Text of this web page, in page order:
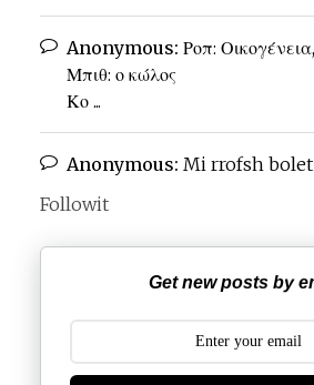
Anonymous: Ροπ:
Μπιθ: ο κώλος
Κο ...
Anonymous: Mi rrofsh bolet
Followit
Get new posts by